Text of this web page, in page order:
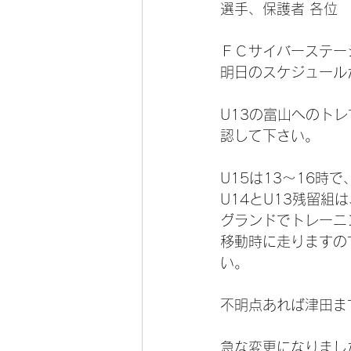
選手、保護者 各位
ＦＣサイバーステ
明日のスケジュー
U13の富山へのト
認して下さい。
U15は13～16時で
U14とU13残留組
グランドでトレー
移動時に走ります
い。
不明点あれば津田
急な変更になりま